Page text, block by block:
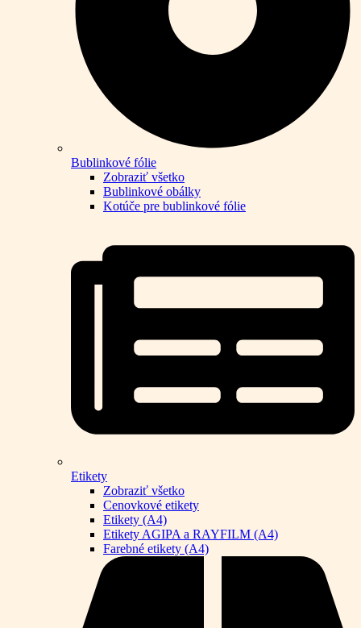
Bublinkové fólie
Zobraziť všetko
Bublinkové obálky
Kotúče pre bublinkové fólie
Etikety
Zobraziť všetko
Cenovkové etikety
Etikety (A4)
Etikety AGIPA a RAYFILM (A4)
Farebné etikety (A4)